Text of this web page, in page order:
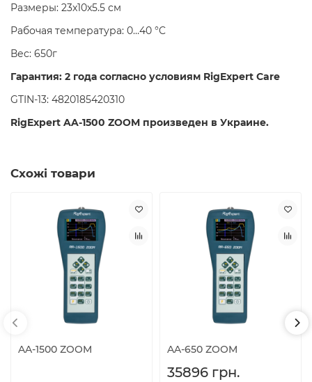
Размеры: 23x10x5.5 см
Рабочая температура: 0…40 °C
Вес: 650г
Гарантия: 2 года согласно условиям RigExpert Care
GTIN-13: 4820185420310
RigExpert AA-1500 ZOOM произведен в Украине.
Схожі товари
AA-1500 ZOOM AA-650 ZOOM
35896 грн.